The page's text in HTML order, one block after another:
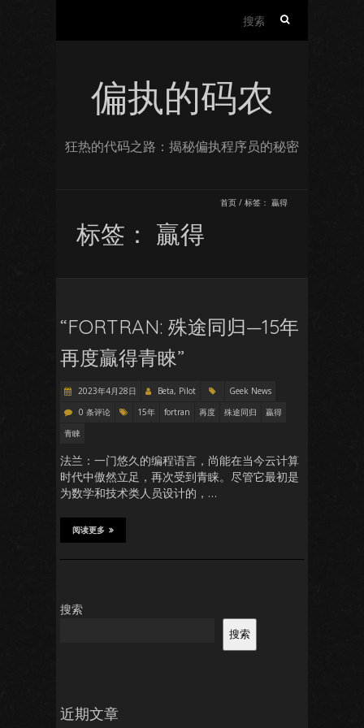
偏执的码农
狂热的代码之路：揭秘偏执程序员的秘密
首页 / 标签： 贏得
标签： 贏得
“FORTRAN: 殊途同归—15年
再度贏得青睞”
2023年4月28日 Beta, Pilot
Geek News
0 条评论
15年 fortran 再度 殊途同归
贏得
青睞
法兰：一门悠久的编程语言，尚能在当今云计算
时代中傲然立足，再次受到青睐。尽管它最初是
为数学和技术类人员设计的，…
阅读更多
搜索
搜索
近期文章